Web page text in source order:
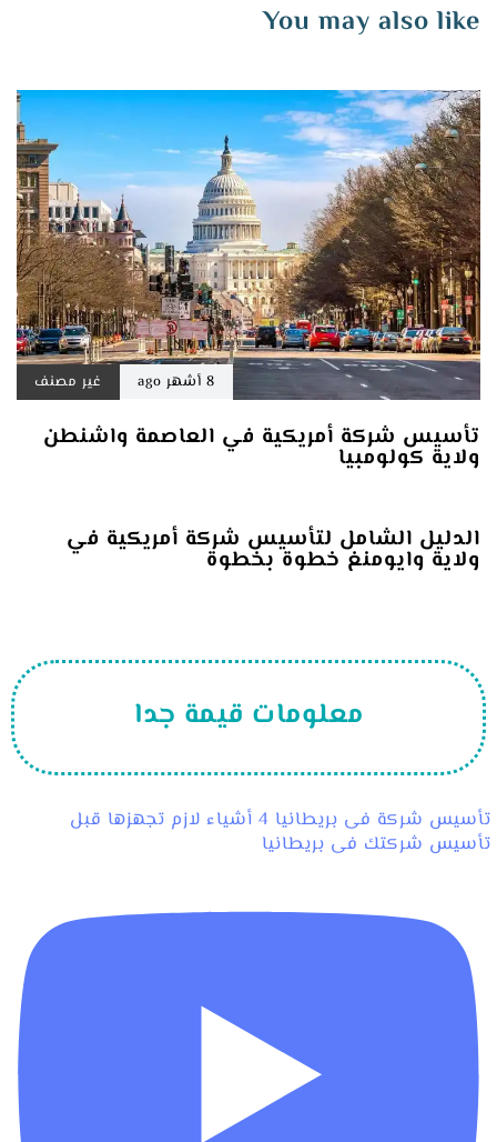
You may also like
8 أشهر ago غير مصنف
تأسيس شركة أمريكية في العاصمة واشنطن
ولاية كولومبيا
الدليل الشامل لتأسيس شركة أمريكية في
ولاية وايومنغ خطوة بخطوة
معلومات قيمة جدا
تأسيس شركة فى بريطانيا 4 أشياء لازم تجهزها قبل
تأسيس شركتك فى بريطانيا